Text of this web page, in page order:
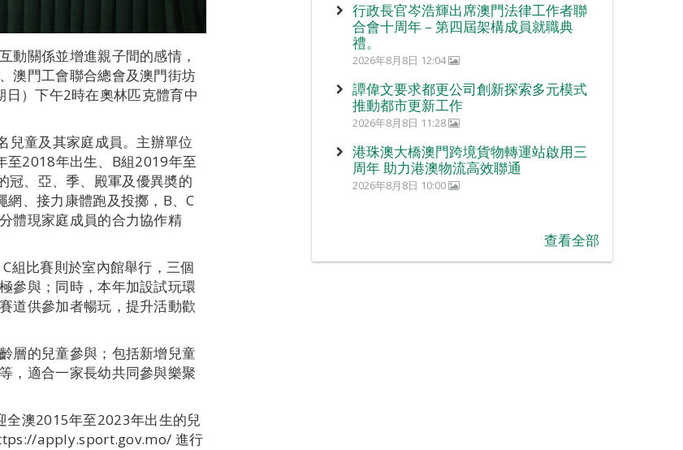
動關係並增進親子間的感情，
澳門工會聯合總會及澳門街坊
）下午2時在奧林匹克體育中
兒童及其家庭成員。主辦單位
至2018年出生、B組2019年至
冠、亞、季、殿軍及優異奬的
、接力康體跑及投擲，B、C
體現家庭成員的合力協作精
組比賽則於室內館舉行，三個
參與；同時，本年加設試玩環
道供參加者暢玩，提升活動歡
層的兒童參與；包括新增兒童
，適合一家長幼共同參與樂聚
全澳2015年至2023年出生的兒
apply.sport.gov.mo/ 進行
行政長官岑浩輝出席澳門法律工作者聯
合會十周年 – 第四屆架構成員就職典
禮。
2026年8月8日 12:04
譚偉文要求都更公司創新探索多元模式
推動都市更新工作
2026年8月8日 11:28
港珠澳大橋澳門跨境貨物轉運站啟用三
周年 助力港澳物流高效聯通
2026年8月8日 10:00
查看全部